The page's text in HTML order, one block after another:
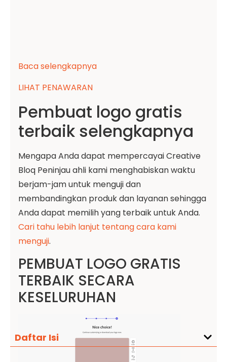
Baca selengkapnya
LIHAT PENAWARAN
Pembuat logo gratis
terbaik selengkapnya
Mengapa Anda dapat mempercayai Creative
Bloq Peninjau ahli kami menghabiskan waktu
berjam-jam untuk menguji dan
membandingkan produk dan layanan sehingga
Anda dapat memilih yang terbaik untuk Anda.
Cari tahu lebih lanjut tentang cara kami
menguji.
PEMBUAT LOGO GRATIS
TERBAIK SECARA
KESELURUHAN
Daftar Isi